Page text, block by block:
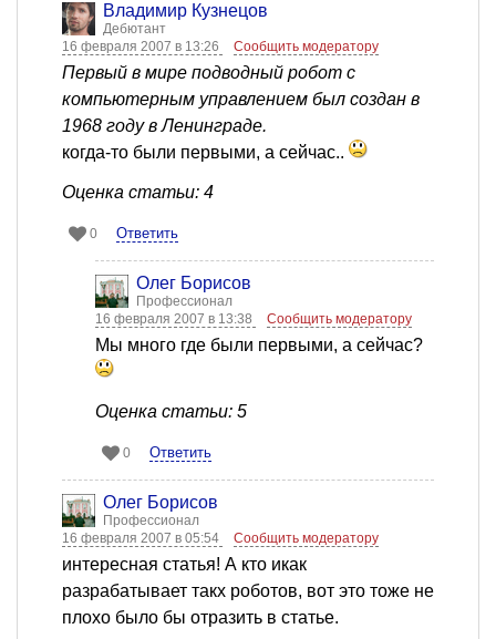
Владимир Кузнецов
Дебютант
16 февраля 2007 в 13:26
Сообщить модератору
Первый в мире подводный робот с
компьютерным управлением был создан в
1968 году в Ленинграде.
когда-то были первыми, а сейчас..
Оценка статьи: 4
0 Ответить
Олег Борисов
Профессионал
16 февраля 2007 в 13:38
Сообщить модератору
Мы много где были первыми, а сейчас?
Оценка статьи: 5
0 Ответить
Олег Борисов
Профессионал
16 февраля 2007 в 05:54
Сообщить модератору
интересная статья! А кто икак
разрабатывает такх роботов, вот это тоже не
плохо было бы отразить в статье.